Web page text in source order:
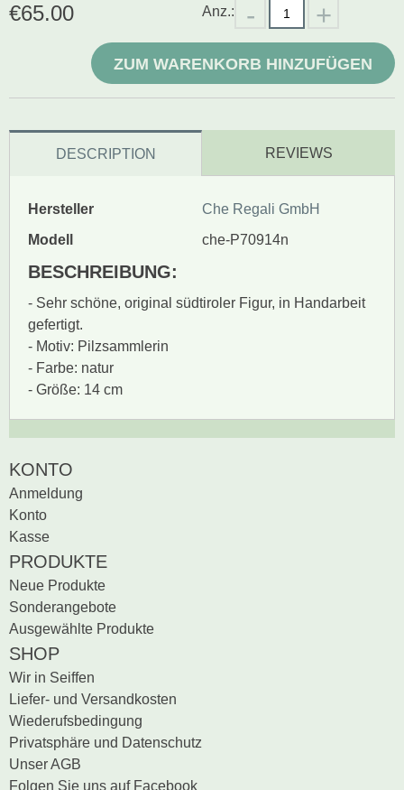
€65.00 Anz.:
ZUM WARENKORB HINZUFÜGEN
DESCRIPTION REVIEWS
Hersteller
Che Regali GmbH
Modell
che-P70914n
BESCHREIBUNG:
- Sehr schöne, original südtiroler Figur, in Handarbeit
gefertigt.
- Motiv: Pilzsammlerin
- Farbe: natur
- Größe: 14 cm
Produktrezensionen.
Sei der erste, der
Bewertung schreiben
KONTO
Anmeldung
Konto
Kasse
PRODUKTE
Neue Produkte
Sonderangebote
Ausgewählte Produkte
SHOP
Wir in Seiffen
Liefer- und Versandkosten
Wiederufsbedingung
Privatsphäre und Datenschutz
Unser AGB
Folgen Sie uns auf Facebook